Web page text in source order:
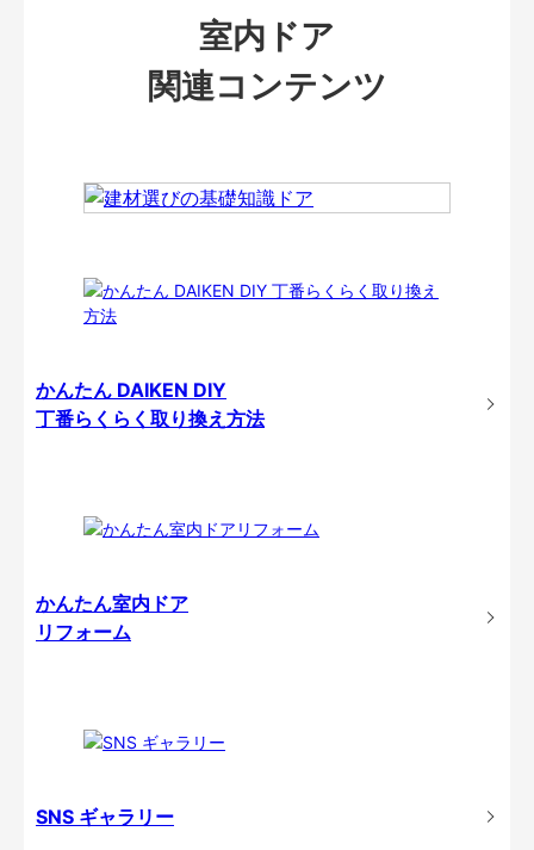
室内ドア
関連コンテンツ
かんたん DAIKEN DIY
丁番らくらく取り換え方法
かんたん室内ドア
リフォーム
SNS ギャラリー